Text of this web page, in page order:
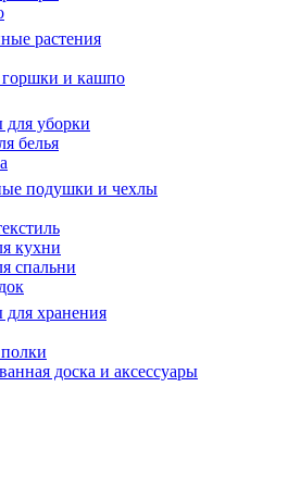
растения
и кашпо
для уборки
белья
подушки и чехлы
кухни
спальни
для хранения
доска и аксессуары